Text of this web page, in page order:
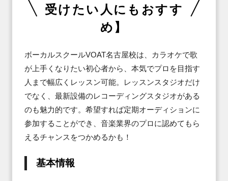
受けたい人にもおすす
め】
ボーカルスクールVOAT名古屋校は、カラオケで歌
が上手くなりたい初心者から、本気でプロを目指す
人まで幅広くレッスン可能。レッスンスタジオだけ
でなく、最新設備のレコーディングスタジオがある
のも魅力的です。希望すれば定期オーディションに
参加することができ、音楽業界のプロに認めてもら
えるチャンスをつかめるかも！
基本情報